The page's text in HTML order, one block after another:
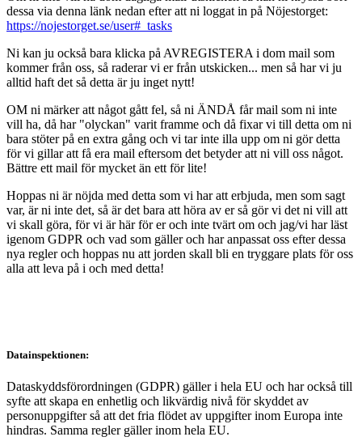
dessa via denna länk nedan efter att ni loggat in på Nöjestorget:
https://nojestorget.se/user#_tasks
Ni kan ju också bara klicka på AVREGISTERA i dom mail som
kommer från oss, så raderar vi er från utskicken... men så har vi ju
alltid haft det så detta är ju inget nytt!
OM ni märker att något gått fel, så ni ÄNDÅ får mail som ni inte
vill ha, då har "olyckan" varit framme och då fixar vi till detta om ni
bara stöter på en extra gång och vi tar inte illa upp om ni gör detta
för vi gillar att få era mail eftersom det betyder att ni vill oss något.
Bättre ett mail för mycket än ett för lite!
Hoppas ni är nöjda med detta som vi har att erbjuda, men som sagt
var, är ni inte det, så är det bara att höra av er så gör vi det ni vill att
vi skall göra, för vi är här för er och inte tvärt om och jag/vi har läst
igenom GDPR och vad som gäller och har anpassat oss efter dessa
nya regler och hoppas nu att jorden skall bli en tryggare plats för oss
alla att leva på i och med detta!
Datainspektionen:
Dataskyddsförordningen (GDPR) gäller i hela EU och har också till
syfte att skapa en enhetlig och likvärdig nivå för skyddet av
personuppgifter så att det fria flödet av uppgifter inom Europa inte
hindras. Samma regler gäller inom hela EU.